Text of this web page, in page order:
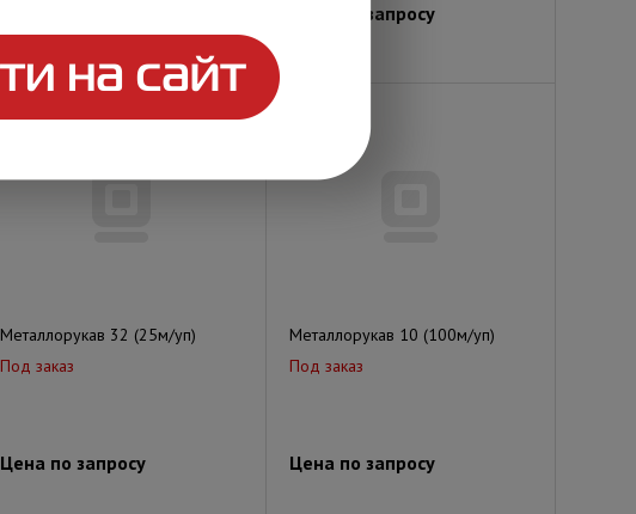
Цена по запросу
Металлорукав 32 (25м/уп)
Под заказ
Цена по запросу
Металлорукав 10 (100м/уп)
Под заказ
Цена по запросу